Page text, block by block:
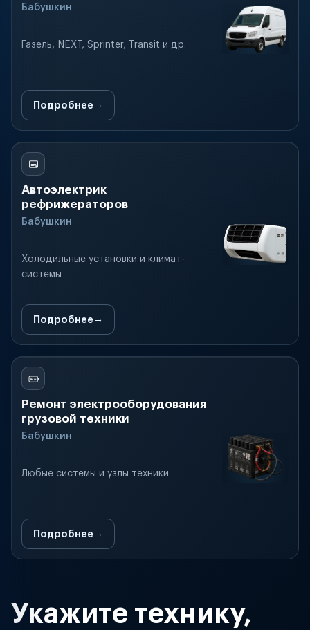
Бабушкин
Газель, NEXT, Sprinter, Transit и др.
Подробнее
Автоэлектрик
рефрижераторов
Бабушкин
Холодильные установки и климат-
системы
Подробнее
Ремонт электрооборудования
грузовой техники
Бабушкин
Любые системы и узлы техники
Подробнее
Укажите технику,